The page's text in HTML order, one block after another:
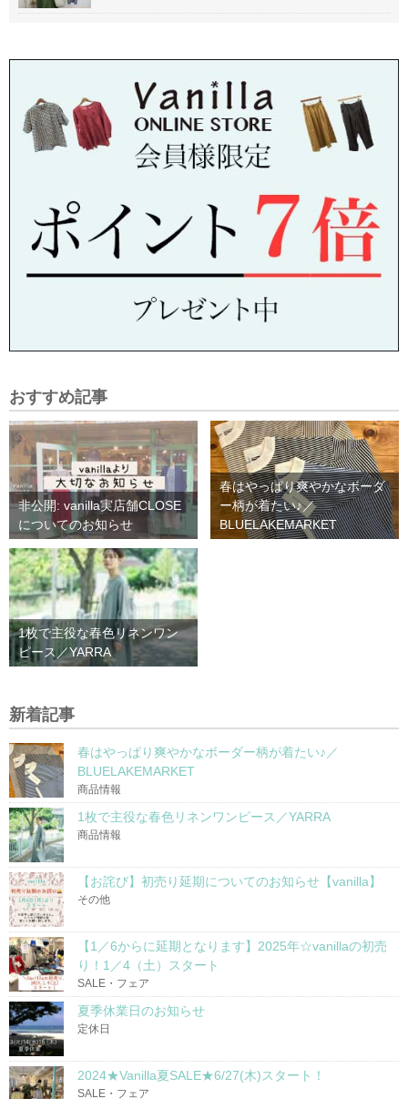
おすすめ記事
非公開: vanilla実店舗CLOSE
についてのお知らせ
春はやっぱり爽やかなボーダ
ー柄が着たい♪／
BLUELAKEMARKET
1枚で主役な春色リネンワン
ピース／YARRA
新着記事
春はやっぱり爽やかなボーダー柄が着たい♪／
BLUELAKEMARKET
商品情報
1枚で主役な春色リネンワンピース／YARRA
商品情報
【お詫び】初売り延期についてのお知らせ【vanilla】
その他
【1／6からに延期となります】2025年☆vanillaの初売
り！1／4（土）スタート
SALE・フェア
夏季休業日のお知らせ
定休日
2024★Vanilla夏SALE★6/27(木)スタート！
SALE・フェア